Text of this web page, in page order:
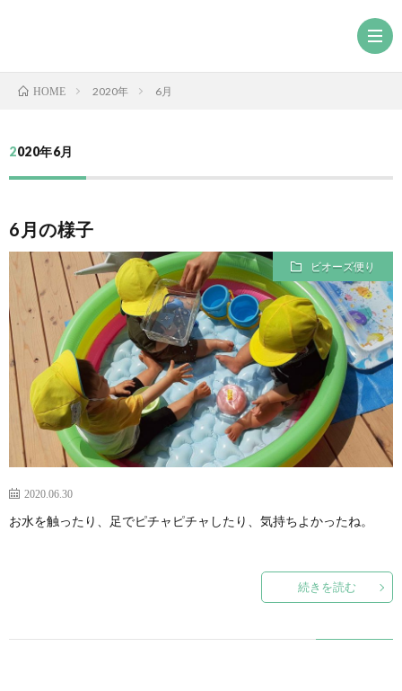
HOME 2020年 6月
2020年6月
6月の様子
ビオーズ便り
2020.06.30
お水を触ったり、足でピチャピチャしたり、気持ちよかったね。
続きを読む